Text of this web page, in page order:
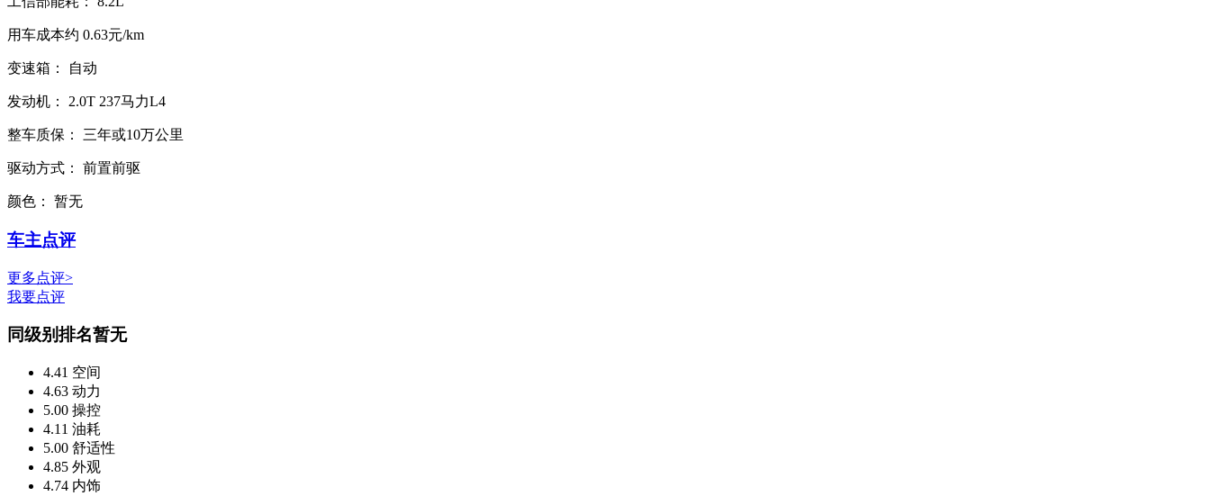
用车成本约 0.63元/km
变速箱： 自动
发动机： 2.0T 237马力L4
整车质保： 三年或10万公里
驱动方式： 前置前驱
颜色： 暂无
车主点评
更多点评>
我要点评
同级别排名暂无
4.41 空间
4.63 动力
5.00 操控
4.11 油耗
5.00 舒适性
4.85 外观
4.74 内饰